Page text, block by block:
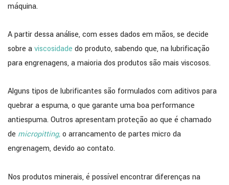
máquina.
A partir dessa análise, com esses dados em mãos, se decide
sobre aviscosidade do produto, sabendo que, na lubrificação
para engrenagens, a maioria dos produtos são mais viscosos.
Alguns tipos de lubrificantes são formulados com aditivos para
quebrar a espuma, o que garante uma boa performance
antiespuma. Outros apresentam proteção ao que é chamado
de micropitting,o arrancamento de partes micro da
engrenagem, devido ao contato.
Nos produtos minerais, é possível encontrar diferenças na